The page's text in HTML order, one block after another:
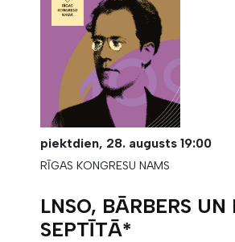
piektdien, 28. augusts 19:00
RĪGAS KONGRESU NAMS
LNSO, BĀRBERS
SEPTĪTĀ*